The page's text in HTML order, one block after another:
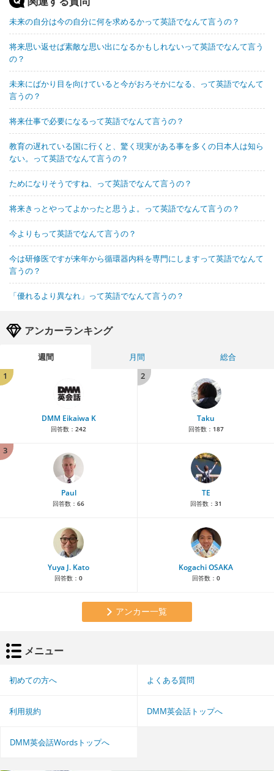
未来の自分は今の自分に何を求めるかって英語でなんて言うの？
将来思い返せば素敵な思い出になるかもしれないって英語でなんて言う
の？
未来にばかり目を向けていると今がおろそかになる、って英語でなんて
言うの？
将来仕事で必要になるって英語でなんて言うの？
教育の遅れている国に行くと、驚く現実がある事を多くの日本人は知ら
ない。って英語でなんて言うの？
ためになりそうですね、って英語でなんて言うの？
将来きっとやってよかったと思うよ。って英語でなんて言うの？
今よりもって英語でなんて言うの？
今は研修医ですが来年から循環器内科を専門にしますって英語でなんて
言うの？
「優れるより異なれ」って英語でなんて言うの？
アンカーランキング
週間 月間
総合
1
DMM Eikaiwa K
回答数： 242
2
Taku
回答数： 187
3
Paul
回答数： 66
TE
回答数： 31
Yuya J. Kato
回答数： 0
Kogachi OSAKA
回答数： 0
アンカー一覧
メニュー
初めての方へ よくある質問
利用規約 DMM英会話トップへ
DMM英会話Wordsトップへ